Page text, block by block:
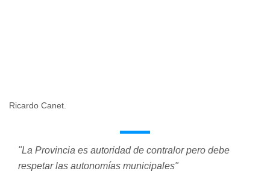
Ricardo Canet.
"La Provincia es autoridad de contralor pero debe
respetar las autonomías municipales"